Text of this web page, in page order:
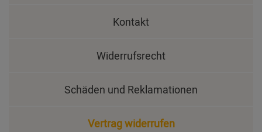
Kontakt
Widerrufsrecht
Schäden und Reklamationen
Vertrag widerrufen